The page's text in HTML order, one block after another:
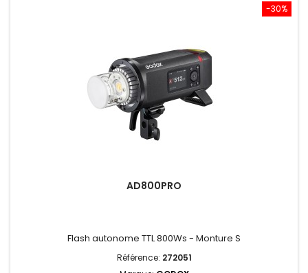
-30%
AD800PRO
Flash autonome TTL 800Ws - Monture S
Référence: 272051